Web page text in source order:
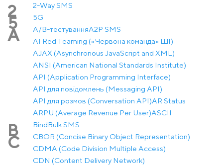
2 2-Way SMS
5 5G
A A/B-тестуванняA2P SMS
AI Red Teaming («Червона команда» ШІ)
AJAX (Asynchronous JavaScript and XML)
ANSI (American National Standards Institute)
API (Application Programming Interface)
API для повідомлень (Messaging API)
API для розмов (Conversation API)AR Status
ARPU (Average Revenue Per User)ASCII
B BindBulk SMS
C
CBOR (Concise Binary Object Representation)
CDMA (Code Division Multiple Access)
CDN (Content Delivery Network)